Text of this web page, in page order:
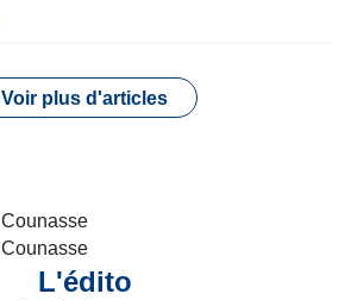
Voir plus d'articles
L'édito